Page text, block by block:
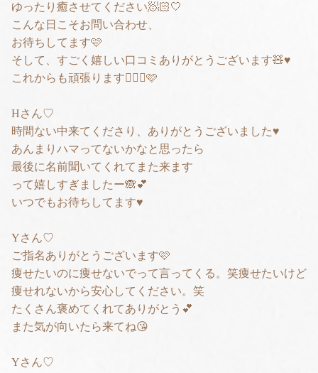
ゆったり癒させてください🧖🏻🤍
こんな日こそお問い合わせ、
お待ちしてます🩷
そして、すごく嬉しい口コミありがとうございます🧸♥️
これからも頑張ります✊🏻💜🩷
Hさん♡
時間ない中来てくださり、ありがとうございました♥️
あんまりハマってないかなと思ったら
最後に名前聞いてくれてまた来ます
って嬉しすぎましたー🙈💕
いつでもお待ちしてます♥️
Yさん♡
ご指名ありがとうございます🩷
痩せたいのに痩せないでって言ってくる。笑痩せたいけど
痩せれないから安心してください。笑
たくさん褒めてくれてありがとう💕
また気が向いたら来てね😘
Yさん♡